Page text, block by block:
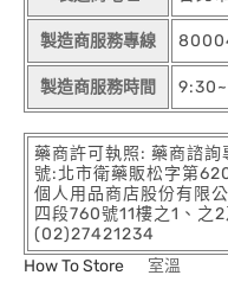
製造商服務專線
製造商服務時間
藥商許可執照: 藥商諮
號:北市衛藥販松字第
個人用品商店股份有限
四段760號11樓之1、之
(02)27421234
How To Store
室溫